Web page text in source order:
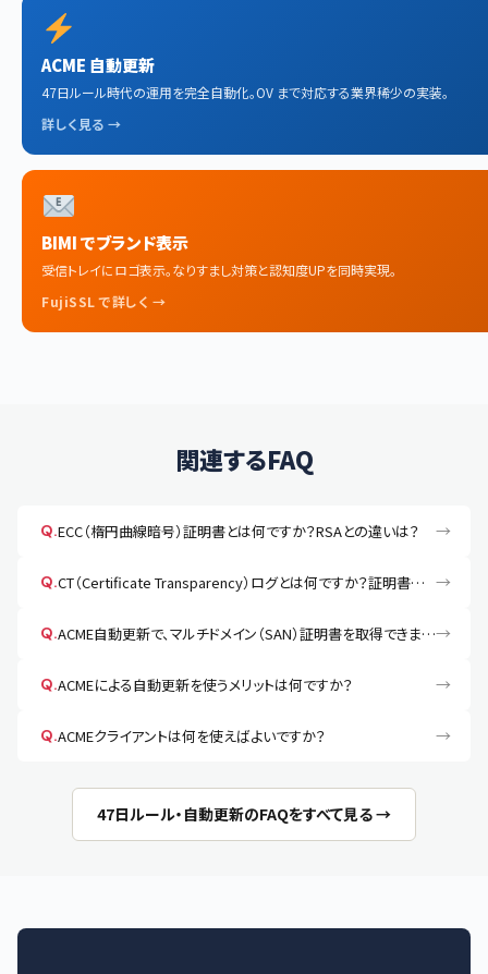
ACME 自動更新
47日ルール時代の運用を完全自動化。OV まで対応する業界稀少の実装。
詳しく見る →
BIMI でブランド表示
受信トレイにロゴ表示。なりすまし対策と認知度UPを同時実現。
FujiSSL で詳しく →
関連するFAQ
Q.ECC（楕円曲線暗号）証明書とは何ですか？RSAとの違いは？ →
Q. CT（Certificate Transparency）ログとは何ですか？証明書情報が公開されると聞きました。 →
Q. ACME自動更新で、マルチドメイン（SAN）証明書を取得できますか？→
Q.ACMEによる自動更新を使うメリットは何ですか？ →
Q.ACMEクライアントは何を使えばよいですか？ →
47日ルール・自動更新のFAQをすべて見る →